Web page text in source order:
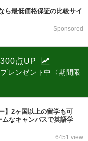
ら最低価格保証の比較サイ
Sponsored
点UP
レンゼント中〈期間限
】2ヶ国以上の留学も可
なキャンパスで英語学
6451 view